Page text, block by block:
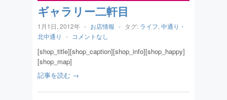
ギャラリー二軒目
1月1日, 2012年 - お店情報 - タグ: ライフ, 中通り・
北中通り
- コメントなし
[shop_title][shop_caption][shop_info][shop_happy]
[shop_map]
記事を読む →